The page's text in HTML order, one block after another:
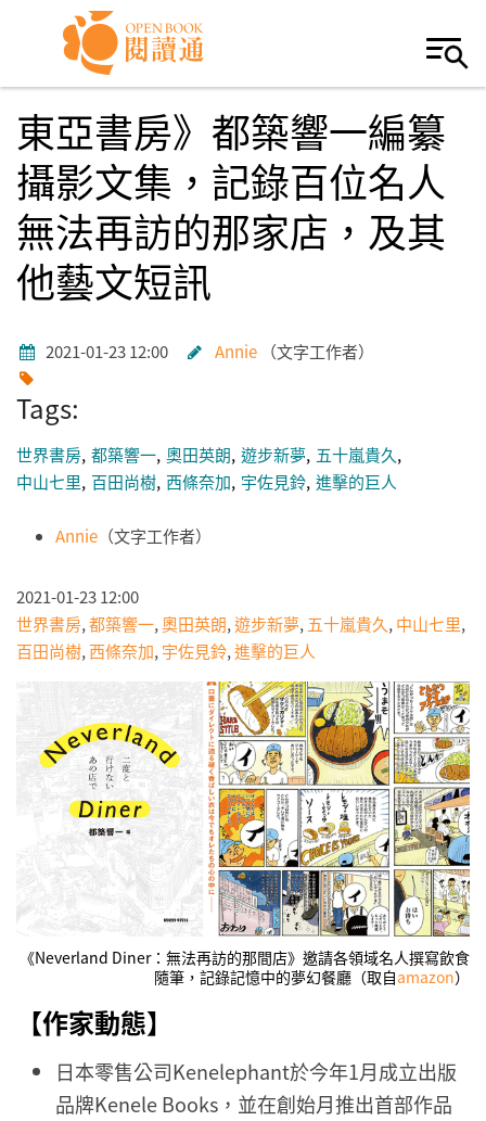
Skip to navigation
移至主內容
東亞書房》都築響一編纂
攝影文集，記錄百位名人
無法再訪的那家店，及其
他藝文短訊
2021-01-23 12:00 Annie 文字工作者
Tags:
世界書房 都築響一 奧田英朗 遊步新夢
五十嵐貴久
中山七里
百田尚樹 西條奈加 宇佐見鈴 進擊的巨人
Annie （文字工作者）
2021-01-23 12:00
世界書房,都築響一,奧田英朗,遊步新夢, 五十嵐貴久, 中山七里,
百田尚樹,西條奈加, 宇佐見鈴,進擊的巨人
《Neverland Diner：無法再訪的那間店》邀請各領域名人撰寫飲食
隨筆，記錄記憶中的夢幻餐廳（取自amazon）
【作家動態】
日本零售公司Kenelephant於今年1月成立出版
品牌Kenele Books，並在創始月推出首部作品